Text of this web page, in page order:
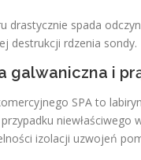
drastycznie spada
destrukcji rdzenia sondy.
galwaniczna i
SPA to
izolacji uzwojeń